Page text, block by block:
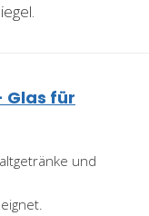
Glas für
und